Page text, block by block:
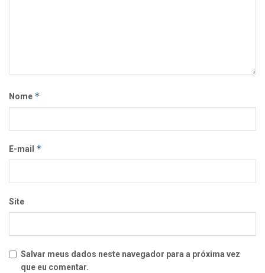
Nome *
E-mail *
Site
Salvar meus dados neste navegador para a próxima vez
que eu comentar.